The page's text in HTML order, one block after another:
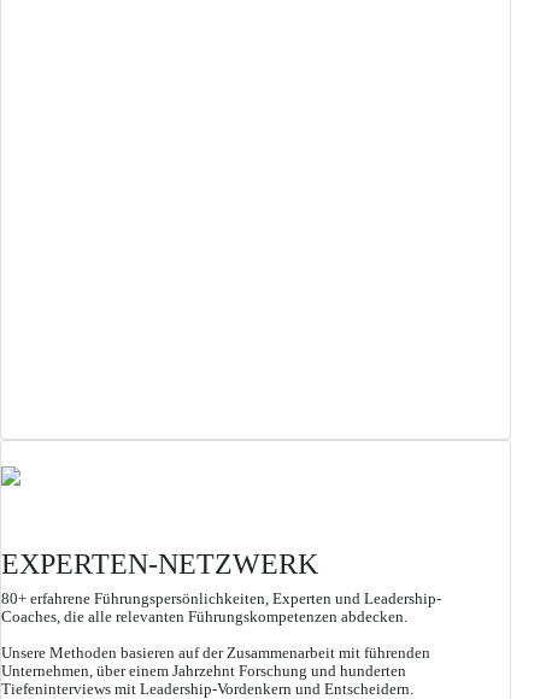
EXPERTEN-NETZWERK
80+ erfahrene Führungspersönlichkeiten, Experten und Leadership-
Coaches, die alle relevanten Führungskompetenzen abdecken.
Unsere Methoden basieren auf der Zusammenarbeit mit führenden
Unternehmen, über einem Jahrzehnt Forschung und hunderten
Tiefeninterviews mit Leadership-Vordenkern und Entscheidern.